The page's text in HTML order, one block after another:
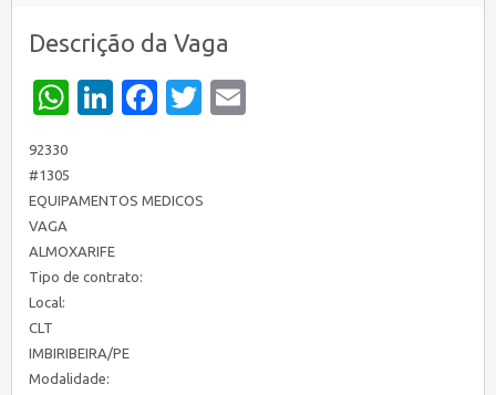
Descrição da Vaga
WhatsApp
LinkedIn
Facebook
Twitter
92330
#1305
EQUIPAMENTOS MEDICOS
VAGA
ALMOXARIFE
Tipo de contrato:
Local:
CLT
IMBIRIBEIRA/PE
Modalidade: